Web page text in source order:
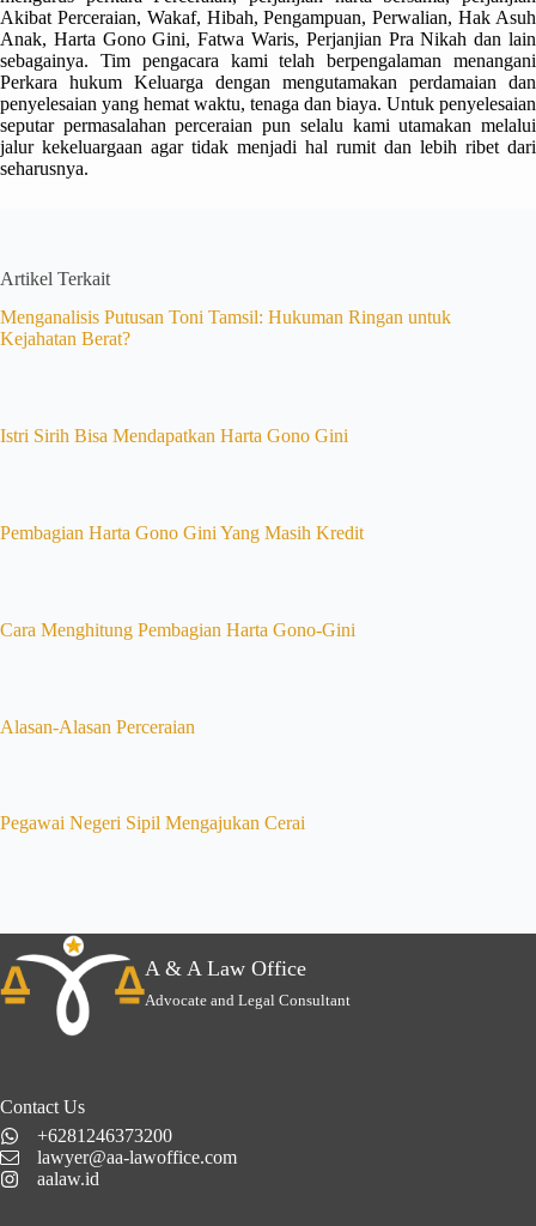
Akibat Perceraian, Wakaf, Hibah, Pengampuan, Perwalian, Hak Asuh
Anak, Harta Gono Gini, Fatwa Waris, Perjanjian Pra Nikah dan lain
sebagainya. Tim pengacara kami telah berpengalaman menangani
Perkara hukum Keluarga dengan mengutamakan perdamaian dan
penyelesaian yang hemat waktu, tenaga dan biaya. Untuk penyelesaian
seputar permasalahan perceraian pun selalu kami utamakan melalui
jalur kekeluargaan agar tidak menjadi hal rumit dan lebih ribet dari
seharusnya.
Artikel Terkait
Menganalisis Putusan Toni Tamsil: Hukuman Ringan untuk
Kejahatan Berat?
Istri Sirih Bisa Mendapatkan Harta Gono Gini
Pembagian Harta Gono Gini Yang Masih Kredit
Cara Menghitung Pembagian Harta Gono-Gini
Alasan-Alasan Perceraian
Pegawai Negeri Sipil Mengajukan Cerai
A & A Law Office
Advocate and Legal Consultant
Contact Us
+6281246373200
lawyer@aa-lawoffice.com
aalaw.id